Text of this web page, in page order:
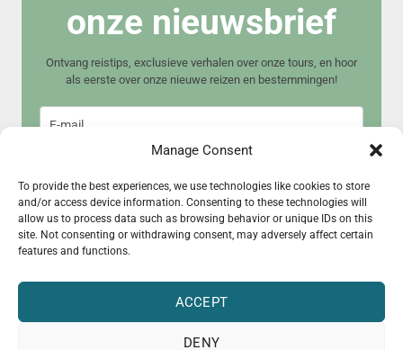
Manage Consent
To provide the best experiences, we use technologies like cookies to store
and/or access device information. Consenting to these technologies will
allow us to process data such as browsing behavior or unique IDs on this
site. Not consenting or withdrawing consent, may adversely affect certain
features and functions.
ACCEPT
DENY
onze nieuwsbrief
Ontvang reistips, exclusieve verhalen over onze tours, en hoor
als eerste over onze nieuwe reizen en bestemmingen!
Meld je aan